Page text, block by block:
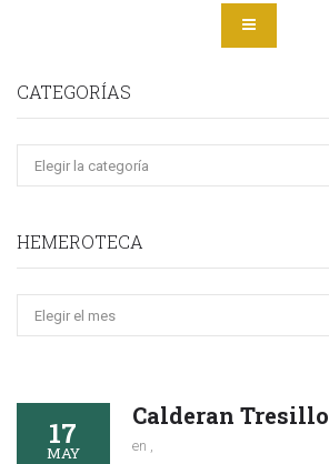
CATEGORÍAS
HEMEROTECA
17
MAY
Calderan Tresillo
en ,